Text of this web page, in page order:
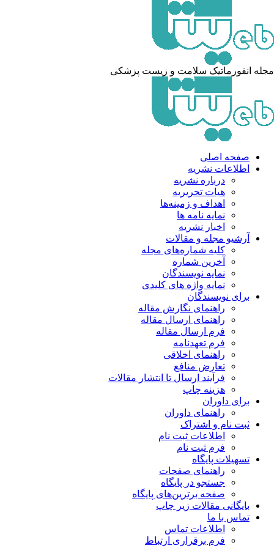
انفورماتیک سلامت و زیست پزشکی
صفحه اصلی
اطلاعات نشریه
درباره نشریه
هیات تحریریه
اهداف و زمینه‌ها
نمایه نامه ها
اخبار نشریه
آرشیو مجله و مقالات
کلیه شماره‌های مجله
آخرین شماره
نمایه نویسندگان
نمایه واژه های کلیدی
برای نویسندگان
راهنمای نگارش مقاله
راهنمای ارسال مقاله
فرم ارسال مقاله
فرم تعهدنامه
راهنمای اخلاقی
تعارض منافع
فرآیند ارسال تا انتشار مقالات
هزینه چاپ
برای داوران
راهنمای داوران
ثبت نام و اشتراک
اطلاعات ثبت نام
فرم ثبت نام
تسهیلات پایگاه
راهنمای صفحات
جستجو در پایگاه
صفحه برترین‌های پایگاه
بایگانی مقالات زیر چاپ
تماس با ما
اطلاعات تماس
فرم برقراری ارتباط